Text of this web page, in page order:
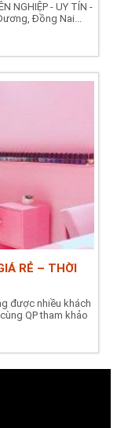
NGHIỆP - UY TÍN -
Đồng Nai...
RẺ – THỜI
được nhiều khách
QP tham khảo